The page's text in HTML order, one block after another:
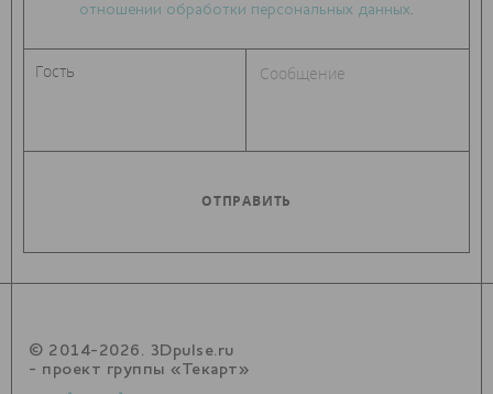
отношении обработки персональных данных
© 2014-2026. 3Dpulse.ru
- проект группы «Текарт»